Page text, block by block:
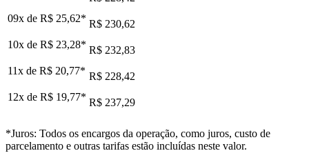
09x de R$ 25,62* R$ 230,62
10x de R$ 23,28* R$ 232,83
11x de R$ 20,77* R$ 228,42
12x de R$ 19,77* R$ 237,29
*Juros: Todos os encargos da operação, como juros, custo de
parcelamento e outras tarifas estão incluídas neste valor.